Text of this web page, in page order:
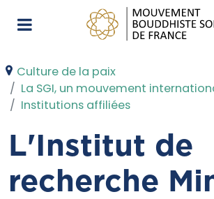
Culture de la paix
La SGI, un mouvement
Institutions affiliées
L'Institut de
recherche